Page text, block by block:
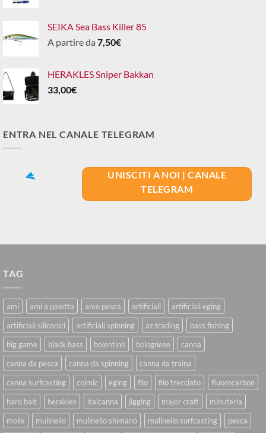
SEIKA Sea Bass Killer 85
A partire da 7,50€
HERAKLES Sniper Bakkan
33,00€
ENTRA NEL CANALE TELEGRAM
UNISCITI A NOI | CANALE
TELEGRAM
TAG
ami ami a paletta amo pesca artificiali
artificiali eging
artificiali siliconici
artificiali spinning az trading
bass fishing
big game
black bass bolentino bolognese
canna
canna da pesca
canna da spinning
canna da traina
canna surfcasting
colmic eging filo filo trecciato
fluorocarbon
hard bait
herakles italcanna jigging major craft
minuteria
molix
mulinello mulinello shimano mulinello surfcasting
pesca